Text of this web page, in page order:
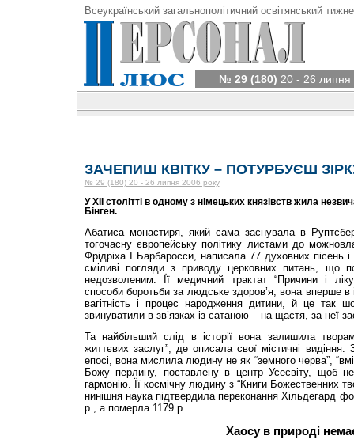
Всеукраїнський загальнополітичний освітянський
№ 29 (180) 20 - 26 липня
ЗАЧЕПИШ КВІТКУ – ПОТУРБУЄШ
№ 29 (180) 20 - 26 липня 2006 року
У ХІІ столітті в одному з німецьких князівств жила
Бінген.
Абатиса монастиря, який сама заснувала в
тогочасну європейську політику листами до
Фрідріха І Барбаросси, написала 77 духовних пісень
сміливі погляди з приводу церковних питань, що
недозволеним. Її медичний трактат “Причини і
способи боротьби за людське здоров’я, вона вперше в
вагітність і процес народження дитини, й це так
звинуватили в зв’язках із сатаною – на щастя, за неї
Та найбільший слід в історії вона залишила
життєвих заслуг”, де описала свої містичні
епосі, вона мислила людину не як “земного черва”,
Божу перлину, поставлену в центр Усесвіту, щоб
гармонію. Її космічну людину з “Книги Божественних
нинішня наука підтвердила переконання Хільдегард
р., а померла 1179 р.
Хаосу в природі